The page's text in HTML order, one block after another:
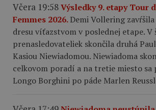
Včera 19:58Výsledky 9. etapy Tour
Femmes 2026.Demi Vollering
dresu víťazstvom v poslednej etape.
prenasledovateliek skončila druhá
Kasiou Niewiadomou. Niewiadoma
celkovom poradí a na tretie miesto sa
Longo Borghini po páde Marlen